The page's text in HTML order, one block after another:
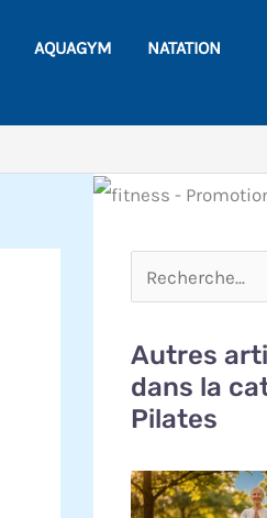
AQUAGYM
NATATION
Autres
dans la
Pilates